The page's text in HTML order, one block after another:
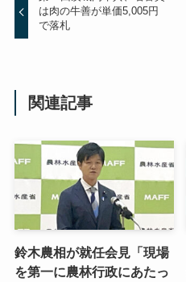
は肉の牛善が単価5,005円
で落札
関連記事
鈴木農相が就任会見「現場
を第一に農林行政にあたっ